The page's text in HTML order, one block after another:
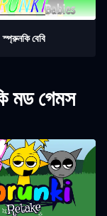
স্প্রুনকি বেবি
মড গেমস